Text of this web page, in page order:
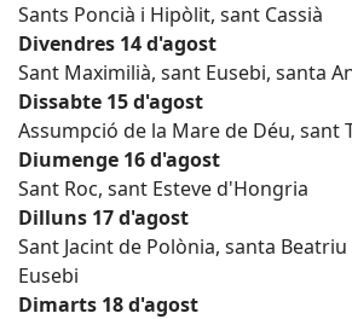
Sants Poncià i Hipòlit, sant Cassià
Divendres 14 d'agost
Sant Maximilià, sant Eusebi, santa
Dissabte 15 d'agost
Assumpció de la Mare de Déu, sant
Diumenge 16 d'agost
Sant Roc, sant Esteve d'Hongria
Dilluns 17 d'agost
Sant Jacint de Polònia, santa
Eusebi
Dimarts 18 d'agost